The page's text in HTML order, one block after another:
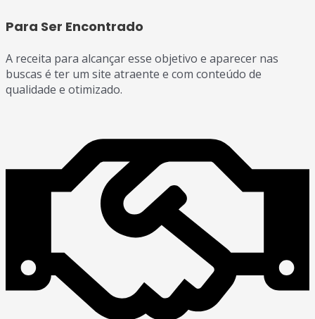
Para Ser Encontrado
A receita para alcançar esse objetivo e aparecer nas
buscas é ter um site atraente e com conteúdo de
qualidade e otimizado.